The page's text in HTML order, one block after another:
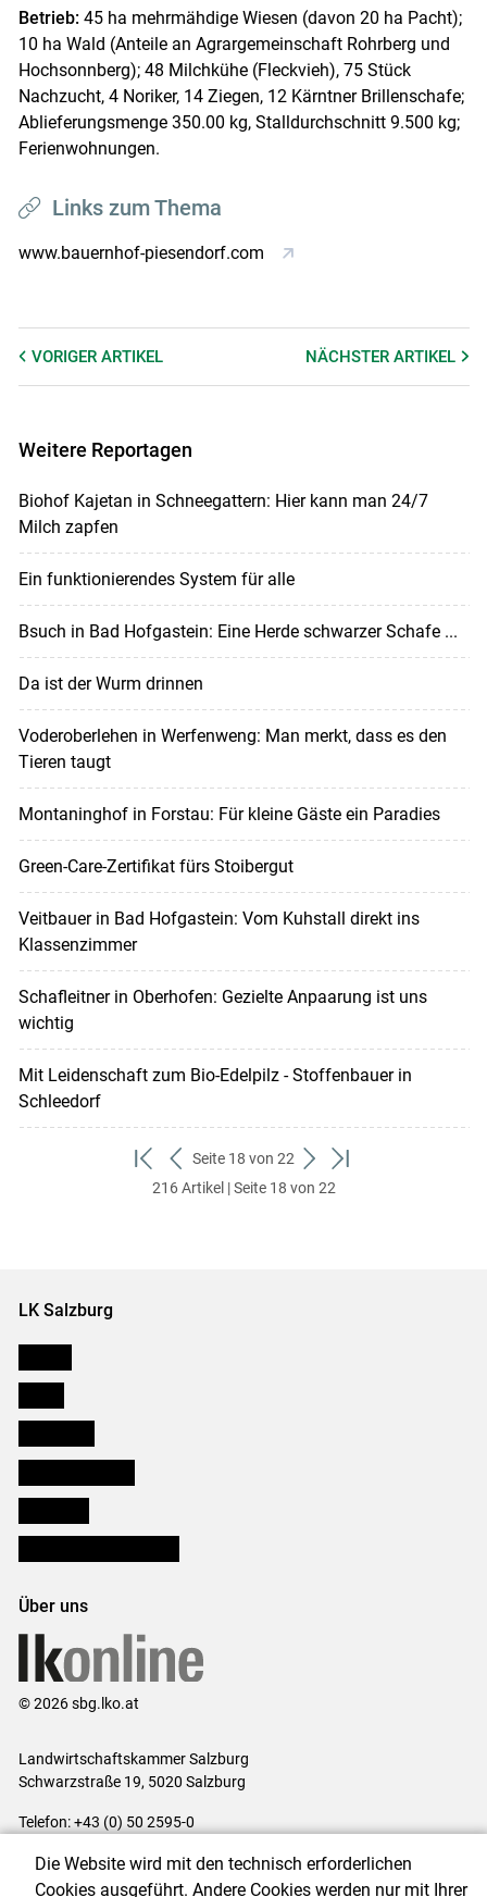
Betrieb:45 ha mehrmähdige Wiesen (davon 20 ha Pacht);
10 ha Wald (Anteile an Agrargemeinschaft Rohrberg und
Hochsonnberg); 48 Milchkühe (Fleckvieh), 75 Stück
Nachzucht, 4 Noriker, 14 Ziegen, 12 Kärntner Brillenschafe;
Ablieferungsmenge 350.00 kg, Stalldurchschnitt 9.500 kg;
Ferienwohnungen.
Links zum Thema
www.bauernhof-piesendorf.com
VORIGER ARTIKEL NÄCHSTERARTIKEL
Weitere Reportagen
Biohof Kajetan in Schneegattern: Hier kann man 24/7
Milch zapfen
Ein funktionierendes System für alle
Bsuch in Bad Hofgastein: Eine Herde schwarzer Schafe ...
Da ist der Wurm drinnen
Voderoberlehen in Werfenweng: Man merkt, dass es den
Tieren taugt
Montaninghof in Forstau: Für kleine Gäste ein Paradies
Green-Care-Zertifikat fürs Stoibergut
Veitbauer in Bad Hofgastein: Vom Kuhstall direkt ins
Klassenzimmer
Schafleitner in Oberhofen: Gezielte Anpaarung ist uns
wichtig
Mit Leidenschaft zum Bio-Edelpilz - Stoffenbauer in
Schleedorf
zum
ersten
zurück
zum
Seite 18 von 22
weiter
zum
zum
216 Artikel | Seite 18 von 22
LK Salzburg
Über uns
© 2026 sbg.lko.at
Landwirtschaftskammer Salzburg
Schwarzstraße 19, 5020 Salzburg
Telefon: +43 (0) 50 2595-0
Impressum|Kontakt|Datenschutzerklärung|Barrierefreiheit|
Die Website wird mit den technisch erforderlichen
Cookies ausgeführt. Andere Cookies werden nur mit Ihrer